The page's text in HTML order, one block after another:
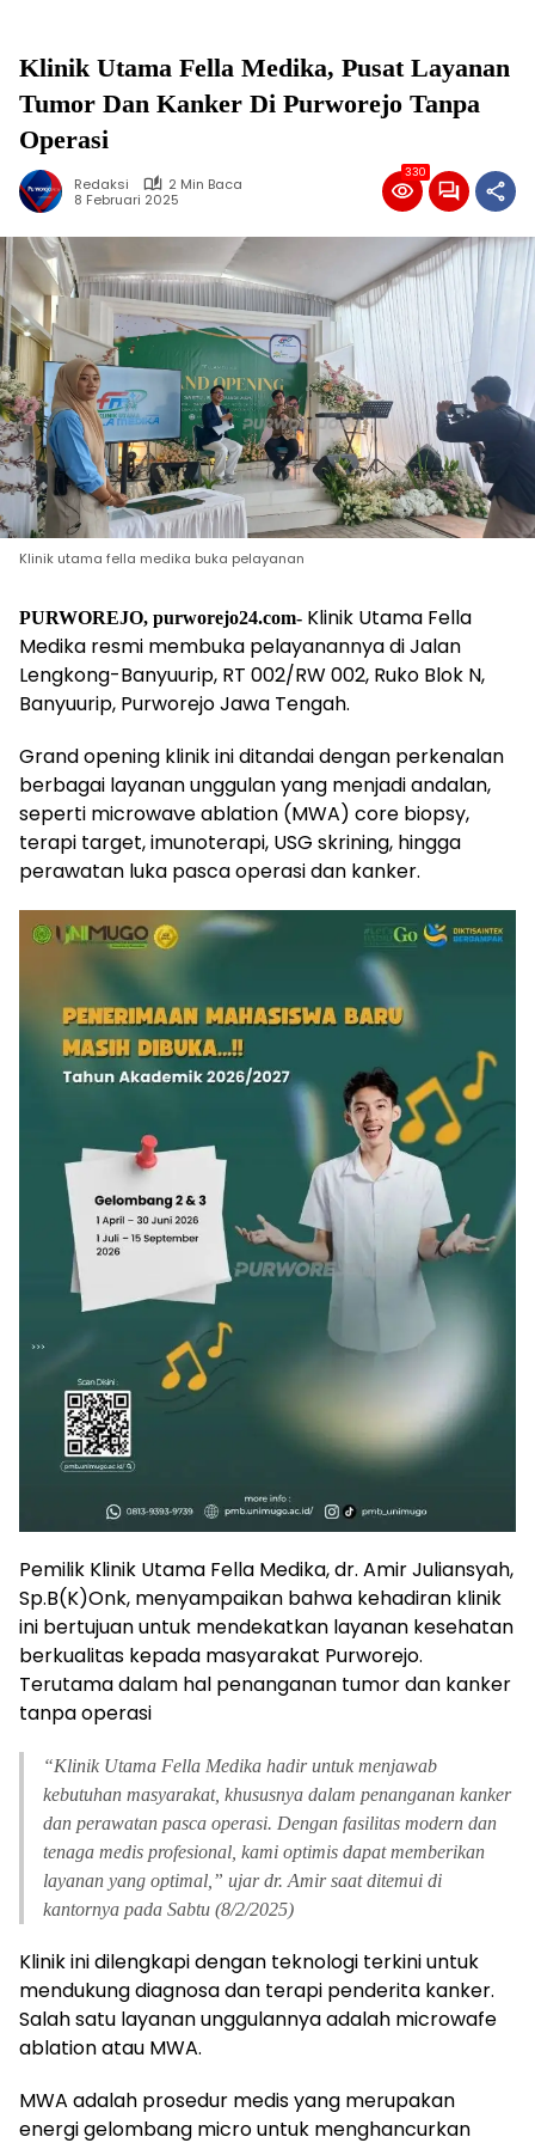
Klinik Utama Fella Medika, Pusat Layanan
Tumor Dan Kanker Di Purworejo Tanpa
Operasi
Redaksi
2 Min Baca
8 Februari 2025
330
Klinik utama fella medika buka pelayanan
PURWOREJO, purworejo24.com- Klinik Utama Fella
Medika resmi membuka pelayanannya di Jalan
Lengkong-Banyuurip, RT 002/RW 002, Ruko Blok N,
Banyuurip, Purworejo Jawa Tengah.
Grand opening klinik ini ditandai dengan perkenalan
berbagai layanan unggulan yang menjadi andalan,
seperti microwave ablation (MWA) core biopsy,
terapi target, imunoterapi, USG skrining, hingga
perawatan luka pasca operasi dan kanker.
Pemilik Klinik Utama Fella Medika, dr. Amir Juliansyah,
Sp.B(K)Onk, menyampaikan bahwa kehadiran klinik
ini bertujuan untuk mendekatkan layanan kesehatan
berkualitas kepada masyarakat Purworejo.
Terutama dalam hal penanganan tumor dan kanker
tanpa operasi
“Klinik Utama Fella Medika hadir untuk menjawab
kebutuhan masyarakat, khususnya dalam penanganan kanker
dan perawatan pasca operasi. Dengan fasilitas modern dan
tenaga medis profesional, kami optimis dapat memberikan
layanan yang optimal,” ujar dr. Amir saat ditemui di
kantornya pada Sabtu (8/2/2025)
Klinik ini dilengkapi dengan teknologi terkini untuk
mendukung diagnosa dan terapi penderita kanker.
Salah satu layanan unggulannya adalah microwafe
ablation atau MWA.
MWA adalah prosedur medis yang merupakan
energi gelombang micro untuk menghancurkan